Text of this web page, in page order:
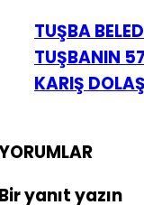
TUŞBA
TUŞBANIN
KARIŞ
yanıt yazın